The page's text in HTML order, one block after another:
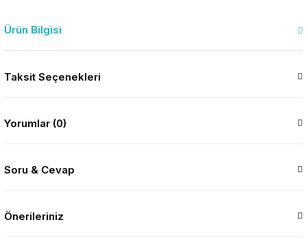
Ürün Bilgisi
Taksit Seçenekleri
Yorumlar (0)
Soru & Cevap
Önerileriniz